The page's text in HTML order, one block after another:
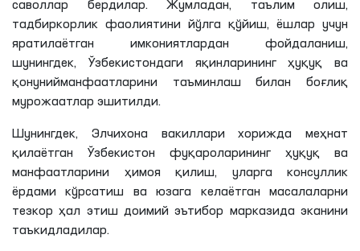
саволлар бердилар. Жумладан, таълим олиш,
тадбиркорлик фаолиятини йўлга қўйиш, ёшлар учун
яратилаётган имкониятлардан фойдаланиш,
шунингдек, Ўзбекистондаги яқинларининг ҳуқуқ ва
қонунийманфаатларини таъминлаш билан боғлиқ
мурожаатлар эшитилди.
Шунингдек, Элчихона вакиллари хорижда меҳнат
қилаётган Ўзбекистон фуқароларининг ҳуқуқ ва
манфаатларини ҳимоя қилиш, уларга консуллик
ёрдами кўрсатиш ва юзага келаётган масалаларни
тезкор ҳал этиш доимий эътибор марказида эканини
таъкидладилар.